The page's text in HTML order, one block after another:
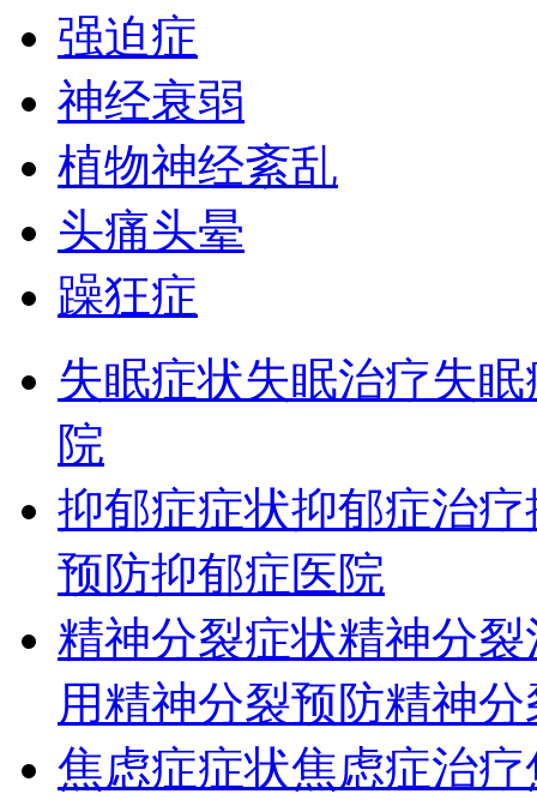
强迫症
神经衰弱
植物神经紊乱
头痛头晕
躁狂症
失眠症状失眠治疗失
院
抑郁症症状抑郁症治疗
预防抑郁症医院
精神分裂症状精神分裂
用精神分裂预防精神
焦虑症症状焦虑症治疗